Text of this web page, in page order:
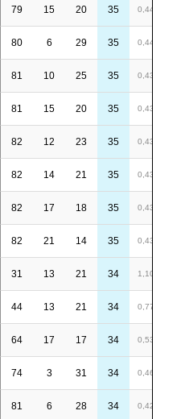
79 15 20 35 0,44
80 6 29 35 0,44
81 10 25 35 0,43
81 15 20 35 0,43
82 12 23 35 0,43
82 14 21 35 0,43
82 17 18 35 0,43
82 21 14 35 0,43
31 13 21 34 1,10
44 13 21 34 0,77
64 17 17 34 0,53
74 3 31 34 0,46
81 6 28 34 0,42